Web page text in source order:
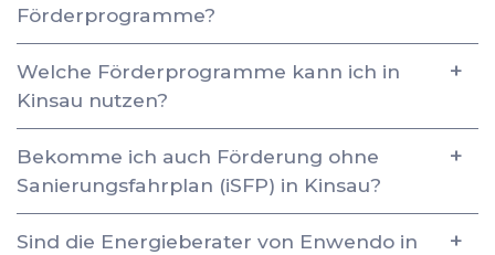
Förderprogramme?
Welche Förderprogramme kann ich in
Kinsau nutzen?
Bekomme ich auch Förderung ohne
Sanierungsfahrplan (iSFP) in Kinsau?
Sind die Energieberater von Enwendo in